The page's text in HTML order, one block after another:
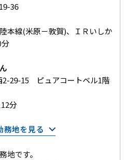
36
本線(米原－敦賀)、ＩＲいしか
2-29-15 ピュアコートベル1階
分
務地を見る
地です。